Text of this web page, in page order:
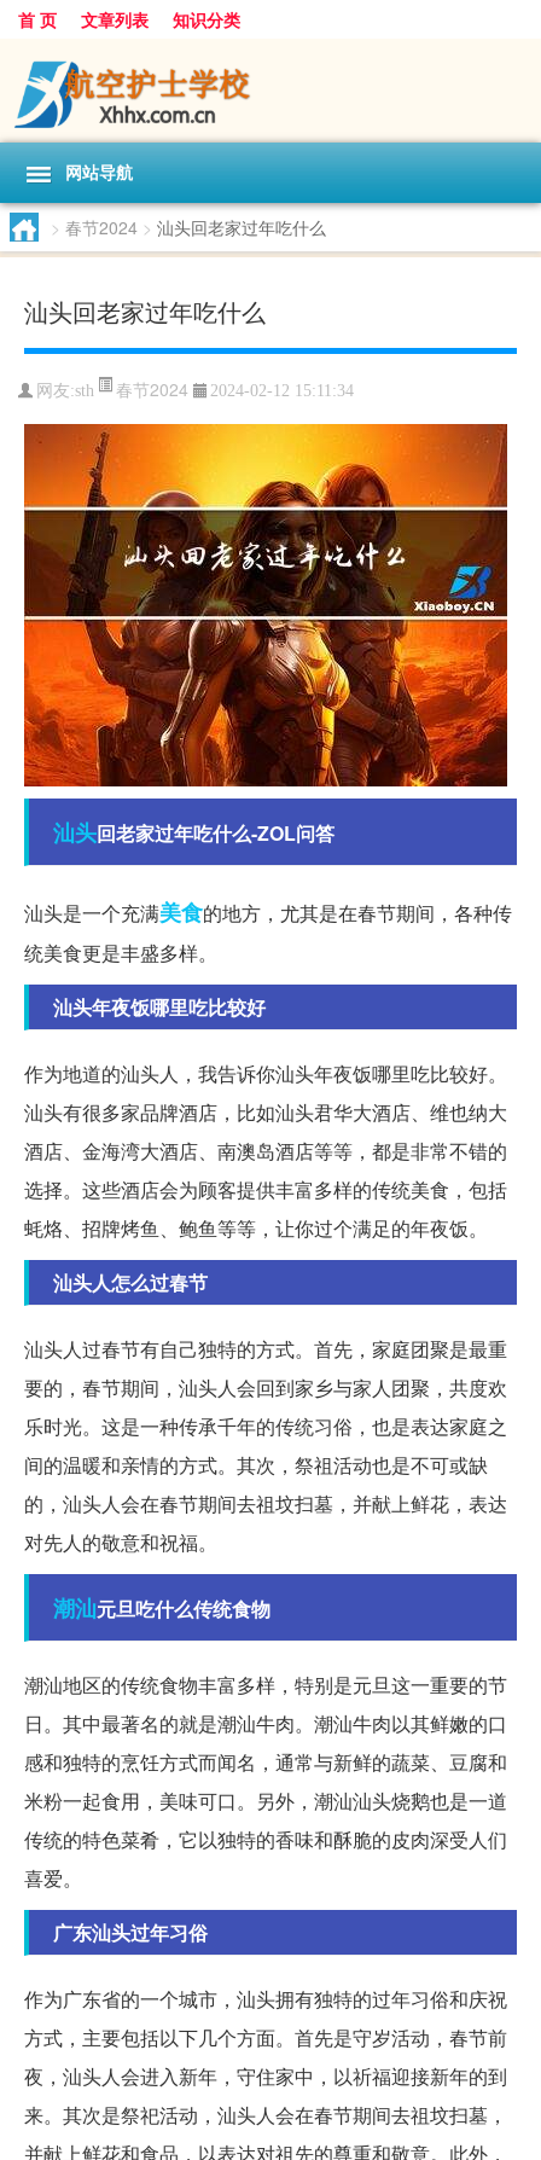
首 页 文章列表 知识分类
网站导航
> 春节2024 > 汕头回老家过年吃什么
汕头回老家过年吃什么
网友:sth 春节2024 2024-02-12 15:11:34
汕头回老家过年吃什么-ZOL问答
汕头是一个充满美食的地方，尤其是在春节期间，各种传
统美食更是丰盛多样。
汕头年夜饭哪里吃比较好
作为地道的汕头人，我告诉你汕头年夜饭哪里吃比较好。
汕头有很多家品牌酒店，比如汕头君华大酒店、维也纳大
酒店、金海湾大酒店、南澳岛酒店等等，都是非常不错的
选择。这些酒店会为顾客提供丰富多样的传统美食，包括
蚝烙、招牌烤鱼、鲍鱼等等，让你过个满足的年夜饭。
汕头人怎么过春节
汕头人过春节有自己独特的方式。首先，家庭团聚是最重
要的，春节期间，汕头人会回到家乡与家人团聚，共度欢
乐时光。这是一种传承千年的传统习俗，也是表达家庭之
间的温暖和亲情的方式。其次，祭祖活动也是不可或缺
的，汕头人会在春节期间去祖坟扫墓，并献上鲜花，表达
对先人的敬意和祝福。
潮汕元旦吃什么传统食物
潮汕地区的传统食物丰富多样，特别是元旦这一重要的节
日。其中最著名的就是潮汕牛肉。潮汕牛肉以其鲜嫩的口
感和独特的烹饪方式而闻名，通常与新鲜的蔬菜、豆腐和
米粉一起食用，美味可口。另外，潮汕汕头烧鹅也是一道
传统的特色菜肴，它以独特的香味和酥脆的皮肉深受人们
喜爱。
广东汕头过年习俗
作为广东省的一个城市，汕头拥有独特的过年习俗和庆祝
方式，主要包括以下几个方面。首先是守岁活动，春节前
夜，汕头人会进入新年，守住家中，以祈福迎接新年的到
来。其次是祭祀活动，汕头人会在春节期间去祖坟扫墓，
并献上鲜花和食品，以表达对祖先的尊重和敬意。此外，